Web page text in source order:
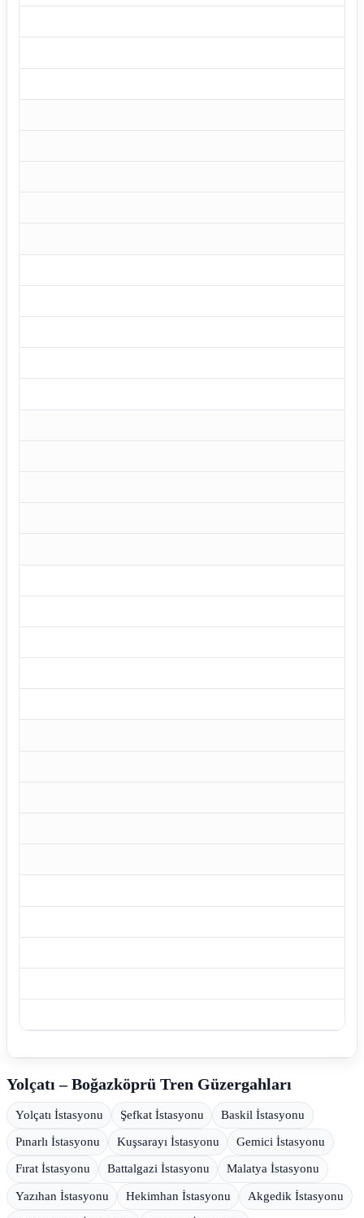
Yolçatı – Boğazköprü Tren Güzergahları
Yolçatı İstasyonu Şefkat İstasyonu Baskil İstasyonu
Pınarlı İstasyonu Kuşsarayı İstasyonu Gemici İstasyonu
Fırat İstasyonu Battalgazi İstasyonu Malatya İstasyonu
Yazıhan İstasyonu Hekimhan İstasyonu Akgedik İstasyonu